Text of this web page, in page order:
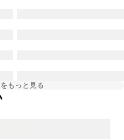
もっと見る